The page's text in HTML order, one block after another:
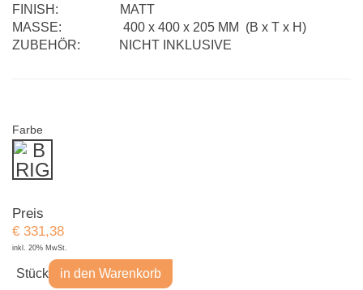
FINISH: MATT
MASSE: 400 x 400 x 205 MM (B x T x H)
ZUBEHÖR: NICHT INKLUSIVE
Farbe
Preis
€ 331,38
inkl. 20% MwSt.
Stück in den Warenkorb